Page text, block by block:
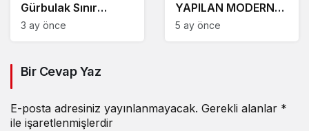
Gürbulak Sınır
Kapısının açılışına
3 ay önce
YAPILAN MODERN
TESİSLER YAKINDA
5 ay önce
Bir Cevap Yaz
E-posta adresiniz yayınlanmayacak. Gerekli alanlar *
ile işaretlenmişlerdir